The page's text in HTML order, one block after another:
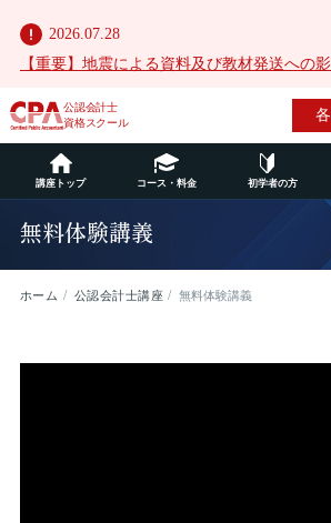
2026.07.28
【重要】地震による資料及び教材発送への
公認会計士
資格スクール
講座トップ コース・料金 初学者の方
無料体験講義
ホーム 公認会計士講座 無料体験講義